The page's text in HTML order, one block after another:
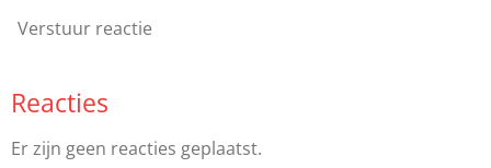
Verstuur reactie
Reacties
Er zijn geen reacties geplaatst.